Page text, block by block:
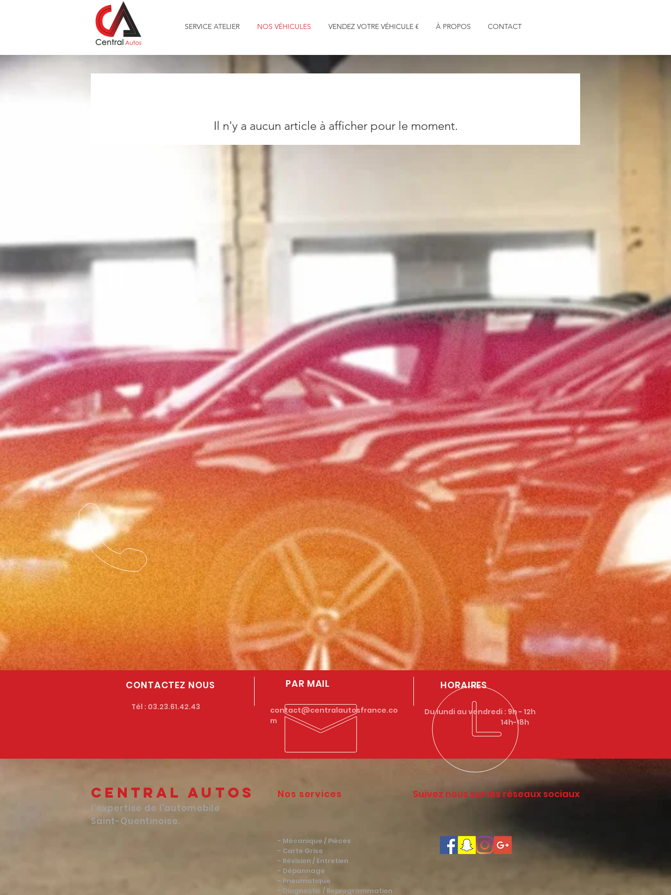
SERVICE ATELIER NOS VÉHICULES VENDEZ VOTRE VÉHICULE € À PROPOS CONTACT
Il n'y a aucun article à afficher pour le moment.
CONTACTEZ NOUS
Tél : 03.23.61.42.43
PAR MAIL
contact@centralautosfrance.co
m
HORAIRES
Du lundi au vendredi : 9h - 12h
14h-18h
Central Autos
l'expertise de l'automobile
Saint-Quentinoise.
Nos services Suivez nous sur les réseaux sociaux
- Mécanique / Pièces
- Carte Grise
- Révision / Entretien
- Dépannage
- Pneumatique
- Diagnostic / Reprogrammation